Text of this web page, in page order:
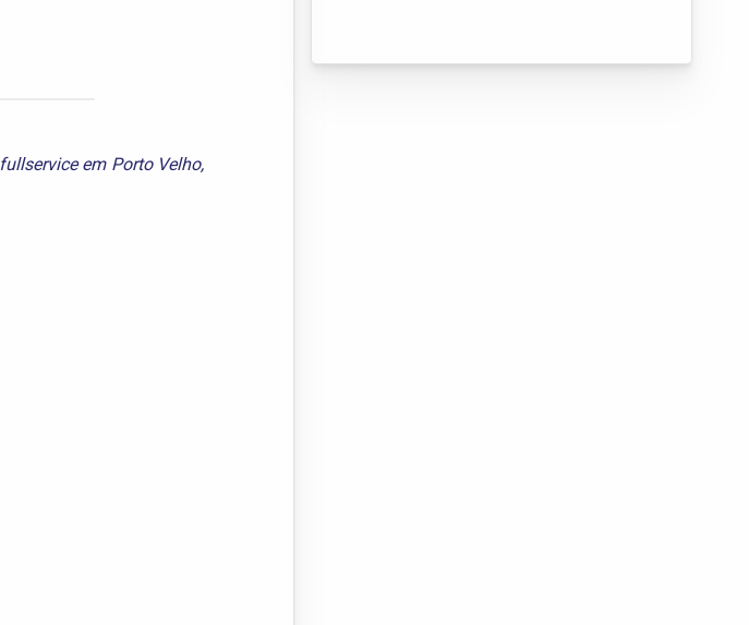
fullservice em Porto Velho,